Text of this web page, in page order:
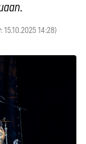
15.10.2025 14:28)